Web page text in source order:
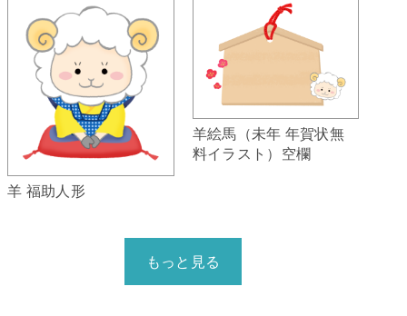
羊 福助人形
羊絵馬（未年 年賀状無
料イラスト）空欄
もっと見る